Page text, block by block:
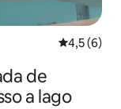
4,5 de
4,5 (6)
de
a lago